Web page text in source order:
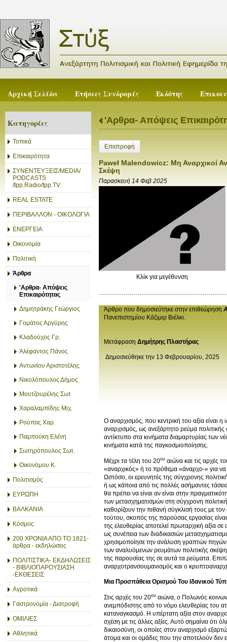
Αρχική Σελίδα Ετήσιες Συνδρομές Εκδότης
Κατηγορίες
Τοπικά
Επικαιρότητα
ΣΥΝΕΝΤΕΥΞΕΙΣ/MEDIA/
PODCASTS
/tpp.Radio/tpp.TV
REAL ESTATE
ΠΕΡΙΒΑΛΛΟΝ - ΟΙΚΟΛΟΓΙΑ
ΕΝΕΡΓΕΙΑ
Οικονομία
Πολιτική
Άρθρα
'Αρθρα- Απόψεις
Επικαιρότητας
Δημητράκης Γεώργιος
Γομάτος Αργύρης
Κλαδούχος Γρ.
Αλέφαντος Πάνος
Αντωνίου Αριστοτέλης
Νικολόπουλος Δήμος
Μουτζουρέλης Σωτ
Χαραλαμπίδης Μιχ.
Ρούπας Χαρ.
Παμπούκη Ελένη
Σωτηρόπουλος Σωτ.
Οικονόμου Κ.
Πολιτισμός
ΕΥΡΩΠΗ
ΒΑΛΚΑΝΙΑ
Κόσμος
200 ΧΡΟΝΙΑ ΑΠΟ ΤΟ 1821-
άρθρα - εκδηλώσεις
ΠΟΛΙΤΙΣΤΙΚΑ- ΕΚΔΗΛΩΣΕΙΣ
- ΒΙΒΛΙΟΠΑΡΟΥΣΙΑΣΗ
-ΕΚΘΕΣΕΙΣ
Αγροτικά
Γαστρονομία - Διατροφή
ΟΜΙΛΙΕΣ
Αθλητικά
'Αρθρα- Απόψεις
Επιστροφή
Paweł Malendowicz: Μη Αναρχικοί
Σκέψη
Παρασκευή 14 Φεβ 2025
Κλίκ για μεγέθυνση
Άρθρο που δημοσιεύτηκε στην επιθεώρηση
Πανεπιστημίου Κάζιμιρ Βιέλκι.
Μετάφραση Δημήτρης Πλαστήρας
Δημοσιεύθηκε την 13 Φεβρουαρίου, 2025
Ο αναρχισμός, που κεντρική του αξία είναι
αναρχισμός, ως ανεξάρτητο ρεύμα πολιτικής
αντίκτυπο στα κινήματα διαμαρτυρίας των
κινήματα κατά της παγκοσμιοποίησης.
Μέχρι τα τέλη του 20ου αιώνα και τις αρχές
«αναρχικός» ή το πρόθεμα «άναρχο-» για
Ωστόσο, οι ερευνητές της σύγχρονης
ή ως κάποια από τις πολλές ασήμαντες
θα πρέπει να είναι αν είναι στην
των μετασχηματισμών στη σύγχρονη
καθορίζουν την πιθανή σύγκλισή τους με
τούτου, σκοπός της παρούσας εργασίας
της ελευθερίας αποτελεί πρωταρχική αξία
ως συνέπεια των διαδικασιών
χρησιμοποίησε την ανάλυση γραπτών
των αναλυόμενων ρευμάτων πολιτικής
της παρουσίας της σε αυτά τα ρεύματα.
αναρχοτρανσουμανισμός και ο
Μια Προσπάθεια Ορισμού Του Ιδανικού
Στις αρχές του 20ου αιώνα, ο Πολωνός
ανεμπόδιστης από το νόμο ελευθερίας του
καταναγκασμό. Η υπέρτατη αξία στον
σχέση με τις άλλες αξίες. Αυτό σημαίνει ότι
δικαιοσύνη, οι οποίες στον αναρχισμό
άτομα και οι ομάδες που την αποτελούν δεν